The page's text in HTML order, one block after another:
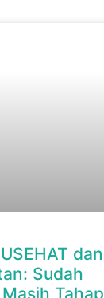
dan
Sudah
Tahap